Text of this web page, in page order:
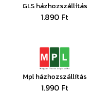
GLS házhozszállítás
1.890 Ft
Mpl házhozszállítás
1.990 Ft